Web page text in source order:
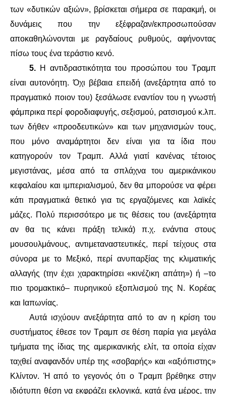
των «δυτικών αξιών», βρίσκεται σήμερα σε παρακμή, οι
δυνάμεις που την εξέφραζαν/εκπροσωπούσαν
αποκαθηλώνονται με ραγδαίους ρυθμούς, αφήνοντας
πίσω τους ένα τεράστιο κενό.
5.Η αντιδραστικότητα του προσώπου του Τραμπ
είναι αυτονόητη. Όχι βέβαια επειδή (ανεξάρτητα από το
πραγματικό ποιον του) ξεσάλωσε εναντίον του η γνωστή
φάμπρικα περί φοροδιαφυγής, σεξισμού, ρατσισμού κ.λπ.
των δήθεν «προοδευτικών» και των μηχανισμών τους,
που μόνο αναμάρτητοι δεν είναι για τα ίδια που
κατηγορούν τον Τραμπ. Αλλά γιατί κανένας τέτοιος
μεγιστάνας, μέσα από τα σπλάχνα του αμερικάνικου
κεφαλαίου και ιμπεριαλισμού, δεν θα μπορούσε να φέρει
κάτι πραγματικά θετικό για τις εργαζόμενες και λαϊκές
μάζες. Πολύ περισσότερο με τις θέσεις του (ανεξάρτητα
αν θα τις κάνει πράξη τελικά) π.χ. ενάντια στους
μουσουλμάνους, αντιμεταναστευτικές, περί τείχους στα
σύνορα με το Μεξικό, περί ανυπαρξίας της κλιματικής
αλλαγής (την έχει χαρακτηρίσει «κινέζικη απάτη») ή –το
πιο τρομακτικό– πυρηνικού εξοπλισμού της Ν. Κορέας
και Ιαπωνίας.
Αυτά ισχύουν ανεξάρτητα από το αν η κρίση του
συστήματος έθεσε τον Τραμπ σε θέση παρία για μεγάλα
τμήματα της ίδιας της αμερικανικής ελίτ, τα οποία είχαν
ταχθεί αναφανδόν υπέρ της «σοβαρής» και «αξιόπιστης»
Κλίντον. Ή από το γεγονός ότι ο Τραμπ βρέθηκε στην
ιδιότυπη θέση να εκφράζει εκλογικά, κατά ένα μέρος, την